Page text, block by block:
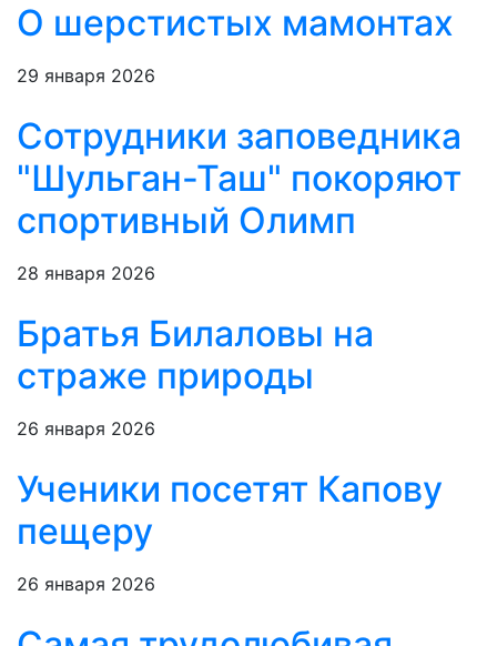
О шерстистых мамонтах
29 января 2026
Сотрудники заповедника
"Шульган-Таш" покоряют
спортивный Олимп
28 января 2026
Братья Билаловы на
страже природы
26 января 2026
Ученики посетят Капову
пещеру
26 января 2026